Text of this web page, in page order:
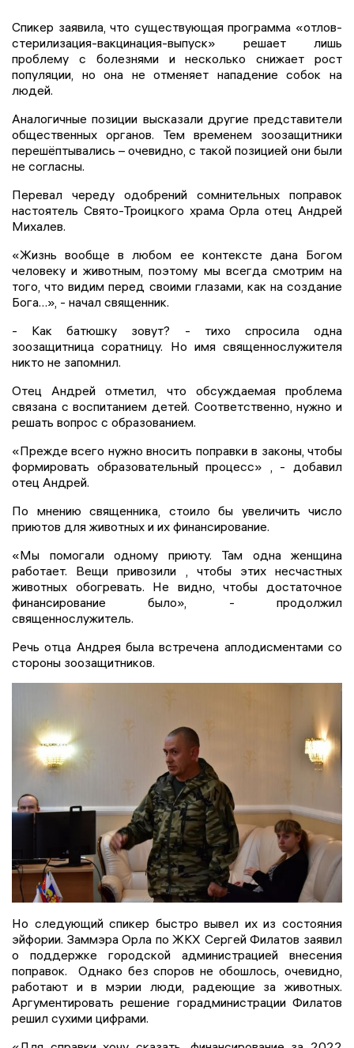
Спикер заявила, что существующая программа «отлов-
стерилизация-вакцинация-выпуск» решает лишь
проблему с болезнями и несколько снижает рост
популяции, но она не отменяет нападение собок на
людей.
Аналогичные позиции высказали другие представители
общественных органов. Тем временем зоозащитники
перешёптывались – очевидно, с такой позицией они были
не согласны.
Перевал череду одобрений сомнительных поправок
настоятель Свято-Троицкого храма Орла отец Андрей
Михалев.
«Жизнь вообще в любом ее контексте дана Богом
человеку и животным, поэтому мы всегда смотрим на
того, что видим перед своими глазами, как на создание
Бога…», - начал священник.
- Как батюшку зовут? - тихо спросила одна
зоозащитница соратницу. Но имя священнослужителя
никто не запомнил.
Отец Андрей отметил, что обсуждаемая проблема
связана с воспитанием детей. Соответственно, нужно и
решать вопрос с образованием.
«Прежде всего нужно вносить поправки в законы, чтобы
формировать образовательный процесс» , - добавил
отец Андрей.
По мнению священника, стоило бы увеличить число
приютов для животных и их финансирование.
«Мы помогали одному приюту. Там одна женщина
работает. Вещи привозили , чтобы этих несчастных
животных обогревать. Не видно, чтобы достаточное
финансирование было», - продолжил
священнослужитель.
Речь отца Андрея была встречена аплодисментами со
стороны зоозащитников.
Но следующий спикер быстро вывел их из состояния
эйфории. Заммэра Орла по ЖКХ Сергей Филатов заявил
о поддержке городской администрацией внесения
поправок. Однако без споров не обошлось, очевидно,
работают и в мэрии люди, радеющие за животных.
Аргументировать решение горадминистрации Филатов
решил сухими цифрами.